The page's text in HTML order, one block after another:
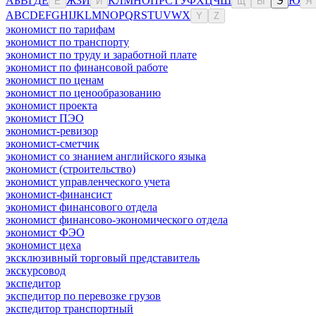
ABCDEFGHIJKLMNOPQRSTUVWX Y Z
экономист по тарифам
экономист по транспорту
экономист по труду и заработной плате
экономист по финансовой работе
экономист по ценам
экономист по ценообразованию
экономист проекта
экономист ПЭО
экономист-ревизор
экономист-сметчик
экономист со знанием английского языка
экономист (строительство)
экономист управленческого учета
экономист-финансист
экономист финансового отдела
экономист финансово-экономического отдела
экономист ФЭО
экономист цеха
эксклюзивный торговый представитель
экскурсовод
экспедитор
экспедитор по перевозке грузов
экспедитор транспортный